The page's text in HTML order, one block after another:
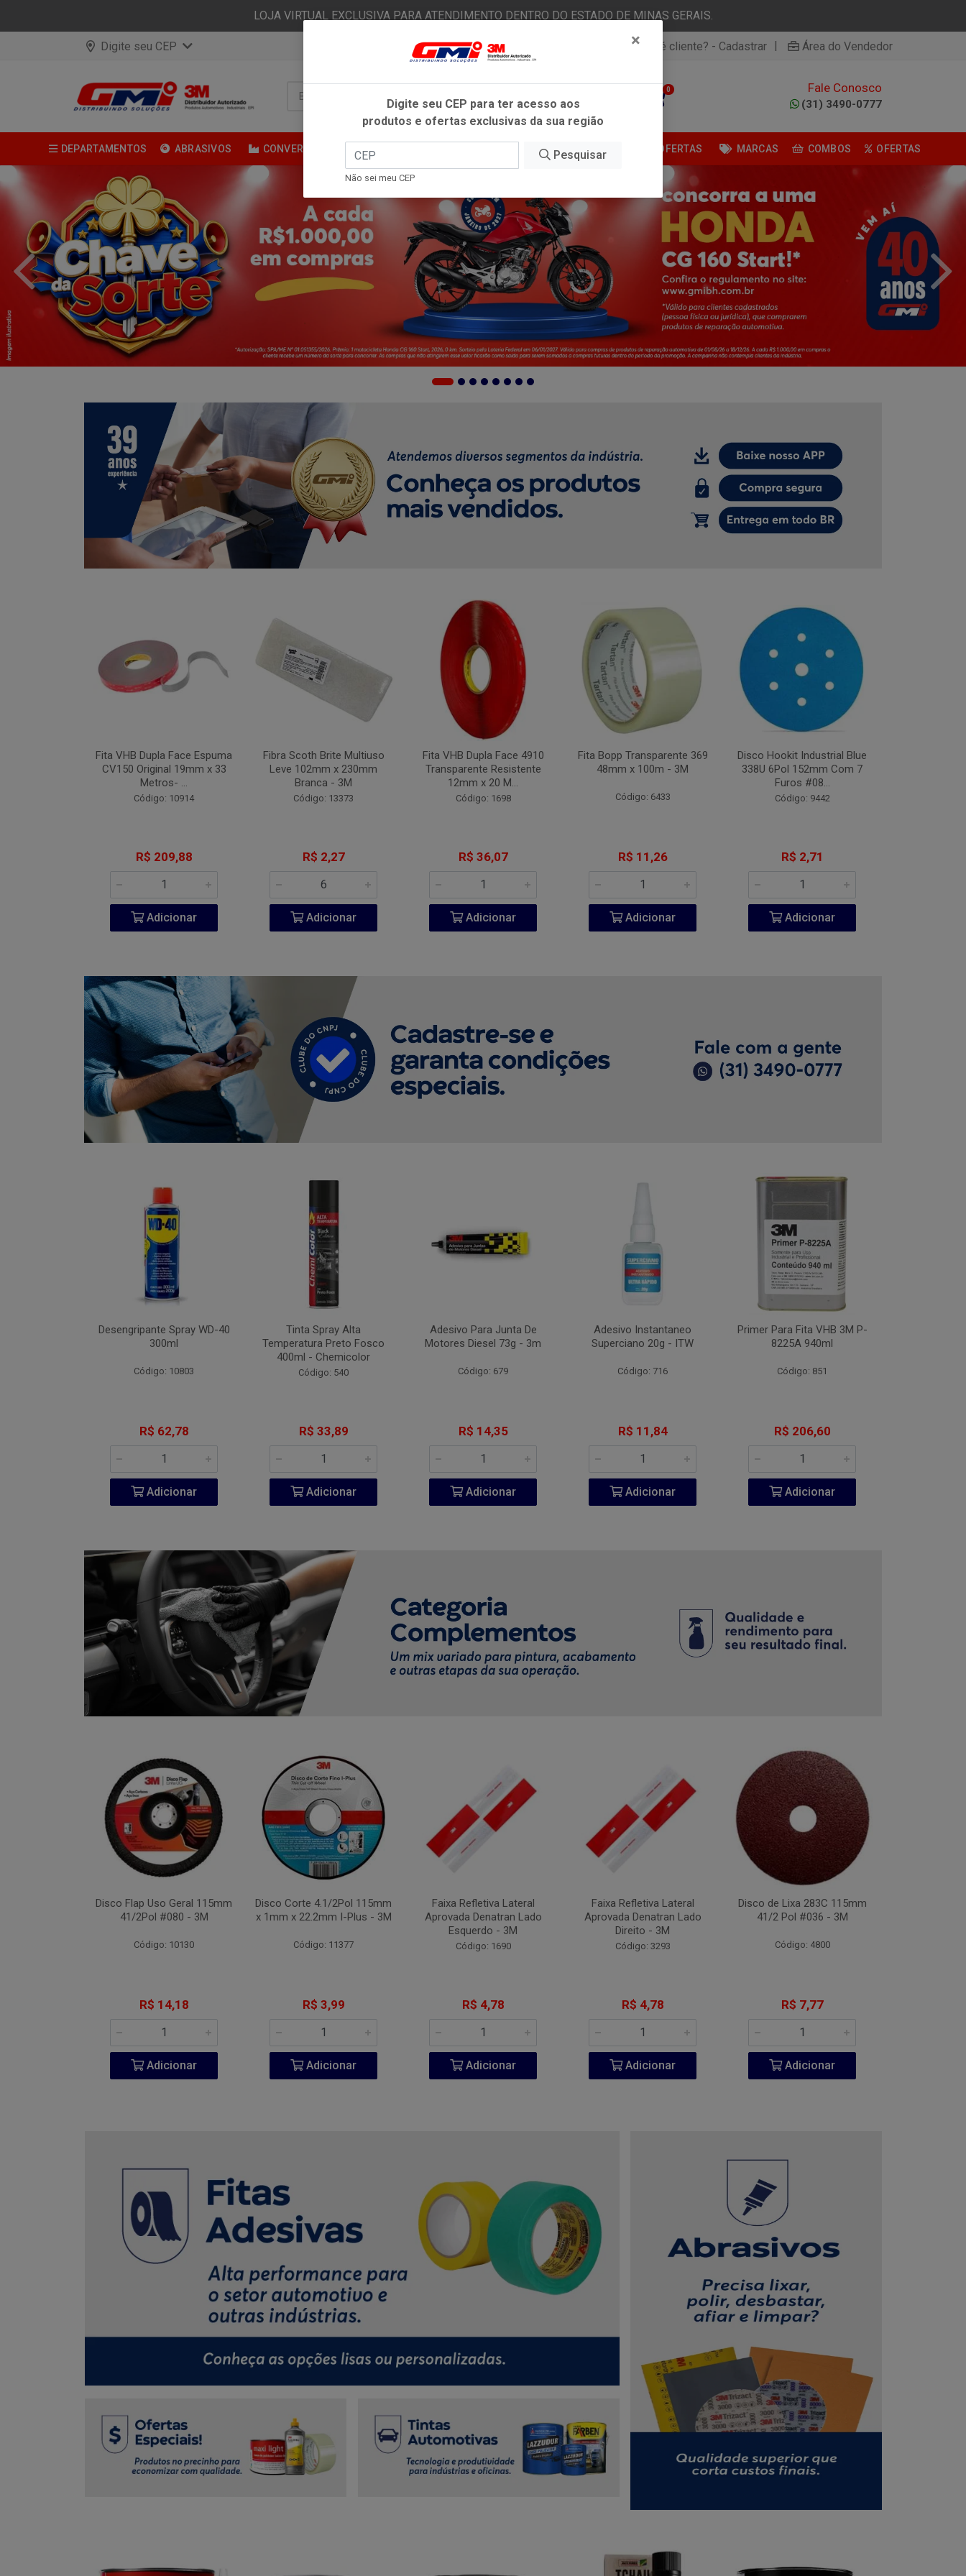
LOJA VIRTUAL EXCLUSIVA PARA ATENDIMENTO DENTRO DO ESTADO DE MINAS GERAIS.
Digite seu CEP Já é cliente? - Entrar Não é cliente? - Cadastrar | Área do Vendedor
0 Fale Conosco
(31) 3490-0777
DEPARTAMENTOS ABRASIVOS CONVERSÃO FITAS ADESIVAS ESTÉTICA AUTOMOTIVA OFERTAS MARCAS COMBOS OFERTAS
Fita VHB Dupla Face Espuma
CV150 Original 19mm x 33
Metros- ...
Código: 10914
R$ 209,88
Adicionar
Fibra Scoth Brite Multiuso
Leve 102mm x 230mm
Branca - 3M
Código: 13373
R$ 2,27
Adicionar
Fita VHB Dupla Face 4910
Transparente Resistente
12mm x 20 M...
Código: 1698
R$ 36,07
Adicionar
Fita Bopp Transparente 369
48mm x 100m - 3M
Código: 6433
R$ 11,26
Adicionar
Disco Hookit Industrial Blue
338U 6Pol 152mm Com 7
Furos #08...
Código: 9442
R$ 2,71
Adicionar
Desengripante Spray WD-40
300ml
Código: 10803
R$ 62,78
Adicionar
Tinta Spray Alta
Temperatura Preto Fosco
400ml - Chemicolor
Código: 540
R$ 33,89
Adicionar
Adesivo Para Junta De
Motores Diesel 73g - 3m
Código: 679
R$ 14,35
Adicionar
Adesivo Instantaneo
Superciano 20g - ITW
Código: 716
R$ 11,84
Adicionar
Primer Para Fita VHB 3M P-
8225A 940ml
Código: 851
R$ 206,60
Adicionar
Disco Flap Uso Geral 115mm
41/2Pol #080 - 3M
Código: 10130
R$ 14,18
Adicionar
Disco Corte 4.1/2Pol 115mm
x 1mm x 22.2mm I-Plus - 3M
Código: 11377
R$ 3,99
Adicionar
Faixa Refletiva Lateral
Aprovada Denatran Lado
Esquerdo - 3M
Código: 1690
R$ 4,78
Adicionar
Faixa Refletiva Lateral
Aprovada Denatran Lado
Direito - 3M
Código: 3293
R$ 4,78
Adicionar
Disco de Lixa 283C 115mm
41/2 Pol #036 - 3M
Código: 4800
R$ 7,77
Adicionar
×
Digite seu CEP para ter acesso aos
produtos e ofertas exclusivas da sua região
Pesquisar
Não sei meu CEP